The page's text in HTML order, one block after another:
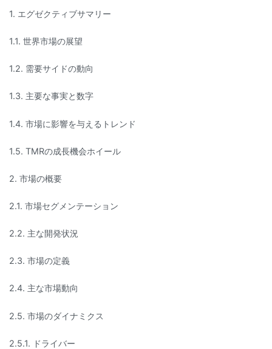
1. エグゼクティブサマリー
1.1. 世界市場の展望
1.2. 需要サイドの動向
1.3. 主要な事実と数字
1.4. 市場に影響を与えるトレンド
1.5. TMRの成長機会ホイール
2. 市場の概要
2.1. 市場セグメンテーション
2.2. 主な開発状況
2.3. 市場の定義
2.4. 主な市場動向
2.5. 市場のダイナミクス
2.5.1. ドライバー